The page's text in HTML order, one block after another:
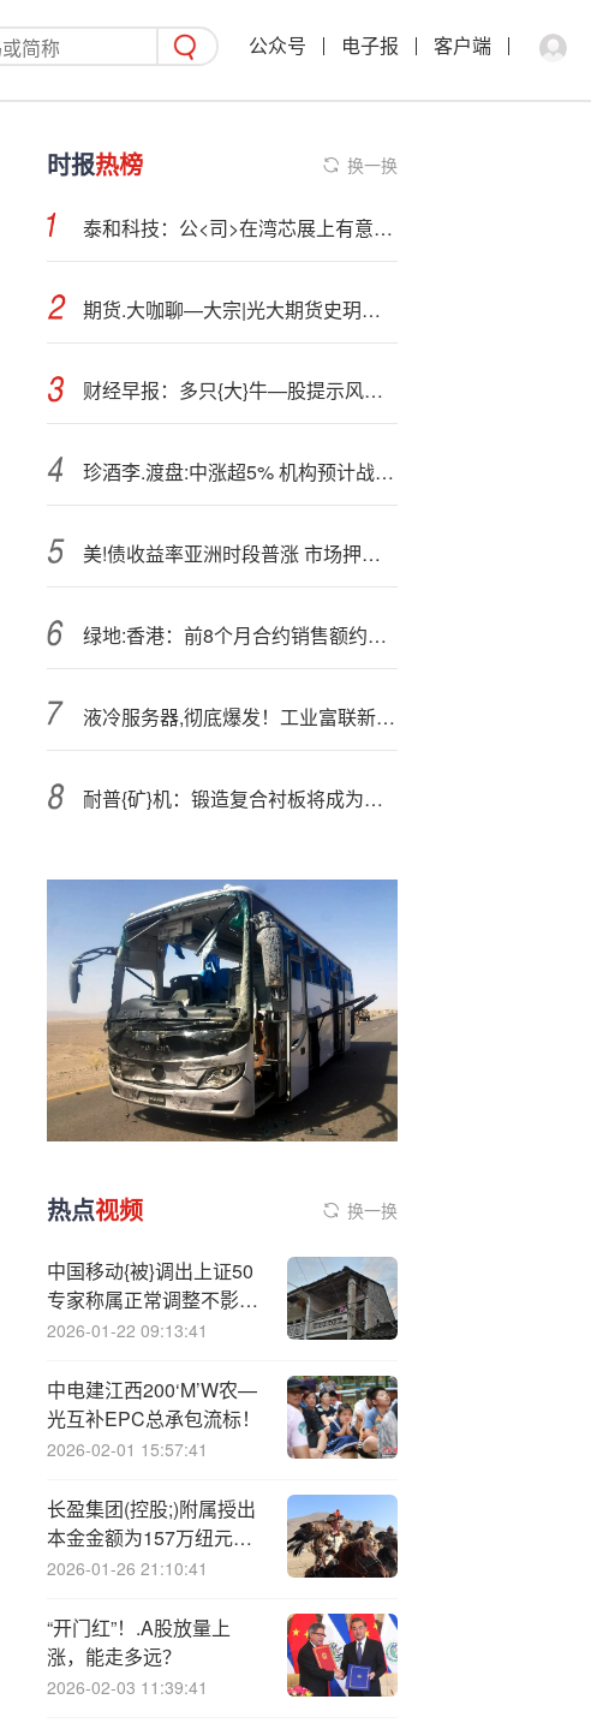
公众号 电子报 客户端
时报热榜 换一换
泰和科技：公<司>在湾芯展上有意向客户，但尚未形成意向订单
期货.大咖聊—大宗|光大期货史玥明：黄金依然有上涨空间
财经早报：多只{大}牛—股提示风险 美国上市规则将迎大松绑丨2025年12月3日
珍酒李.渡盘:中涨超5% 机构预计战略新品大珍下半年将贡献收入
美!债收益率亚洲时段普涨 市场押注政府停摆僵局即将化解
绿地:香港：前8个月合约销售额约为41.93亿元
液冷服务器,彻底爆发！工业富联新高+海鸥4天3板
耐普{矿}机：锻造复合衬板将成为未来业绩增长核心来源
热点视频 换一换
中国移动{被}调出上证50
专家称属正常调整不影响
基本面
2026-01-22 09:13:41
中电建江西200‘M’W农—
光互补EPC总承包流标！
2026-02-01 15:57:41
长盈集团(控股;)附属授出
本金金额为157万纽元的
贷款额度
2026-01-26 21:10:41
“开门红”！.A股放量上
涨，能走多远？
2026-02-03 11:39:41